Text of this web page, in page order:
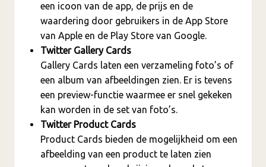
een icoon van de app, de prijs en de
waardering door gebruikers in de App Store
van Apple en de Play Store van Google.
Twitter Gallery Cards
Gallery Cards laten een verzameling foto’s of
een album van afbeeldingen zien. Er is tevens
een preview-functie waarmee er snel gekeken
kan worden in de set van foto’s.
Twitter Product Cards
Product Cards bieden de mogelijkheid om een
afbeelding van een product te laten zien